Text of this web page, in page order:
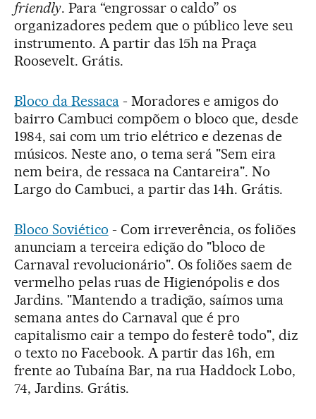
friendly. Para “engrossar o caldo” os
organizadores pedem que o público leve seu
instrumento. A partir das 15h na Praça
Roosevelt. Grátis.
Bloco da Ressaca- Moradores e amigos do
bairro Cambuci compõem o bloco que, desde
1984, sai com um trio elétrico e dezenas de
músicos. Neste ano, o tema será "Sem eira
nem beira, de ressaca na Cantareira". No
Largo do Cambuci, a partir das 14h. Grátis.
Bloco Soviético - Com irreverência, os foliões
anunciam a terceira edição do "bloco de
Carnaval revolucionário". Os foliões saem de
vermelho pelas ruas de Higienópolis e dos
Jardins. "Mantendo a tradição, saímos uma
semana antes do Carnaval que é pro
capitalismo cair a tempo do festerê todo", diz
o texto no Facebook. A partir das 16h, em
frente ao Tubaína Bar, na rua Haddock Lobo,
74, Jardins. Grátis.